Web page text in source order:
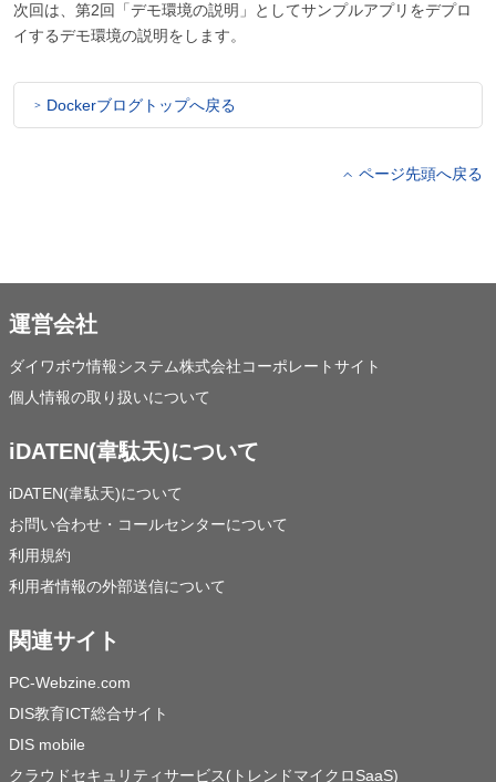
次回は、第2回「デモ環境の説明」としてサンプルアプリをデプロ
イするデモ環境の説明をします。
Dockerブログトップへ戻る
ページ先頭へ戻る
運営会社
ダイワボウ情報システム株式会社コーポレートサイト
個人情報の取り扱いについて
iDATEN(韋駄天)について
iDATEN(韋駄天)について
お問い合わせ・コールセンターについて
利用規約
利用者情報の外部送信について
関連サイト
PC-Webzine.com
DIS教育ICT総合サイト
DIS mobile
クラウドセキュリティサービス(トレンドマイクロSaaS)